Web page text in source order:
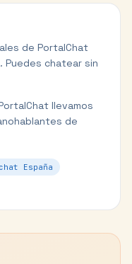
de PortalChat
. Puedes chatear sin
llevamos
de
chat España